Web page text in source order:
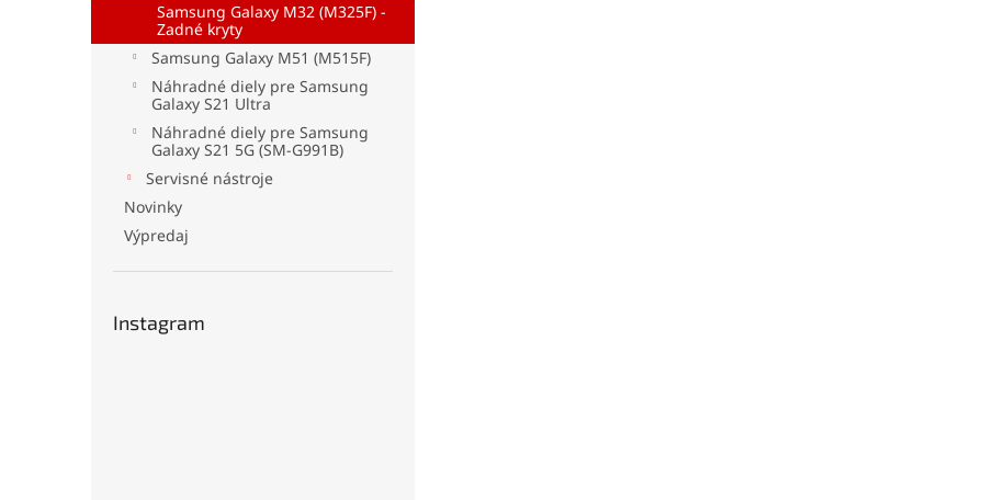
Samsung Galaxy M32 (M325F) -
Zadné kryty
Samsung Galaxy M51 (M515F)
Náhradné diely pre Samsung
Galaxy S21 Ultra
Náhradné diely pre Samsung
Galaxy S21 5G (SM-G991B)
Servisné nástroje
Novinky
Výpredaj
Instagram